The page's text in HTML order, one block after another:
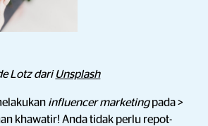
Lotz dariUnsplash
influencer marketingpada >
khawatir! Anda tidak perlu repot-